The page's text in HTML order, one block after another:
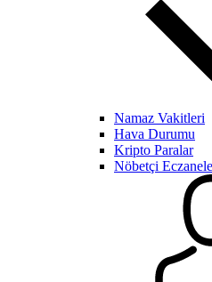
Namaz Vakitleri
Hava Durumu
Kripto Paralar
Nöbetçi